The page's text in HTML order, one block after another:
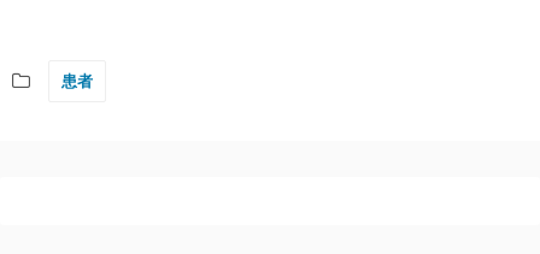
患者